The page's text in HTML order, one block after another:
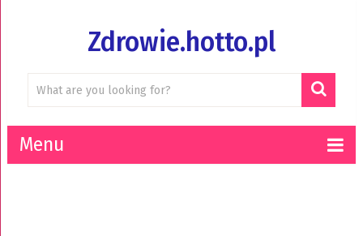
Zdrowie.hotto.pl
Menu